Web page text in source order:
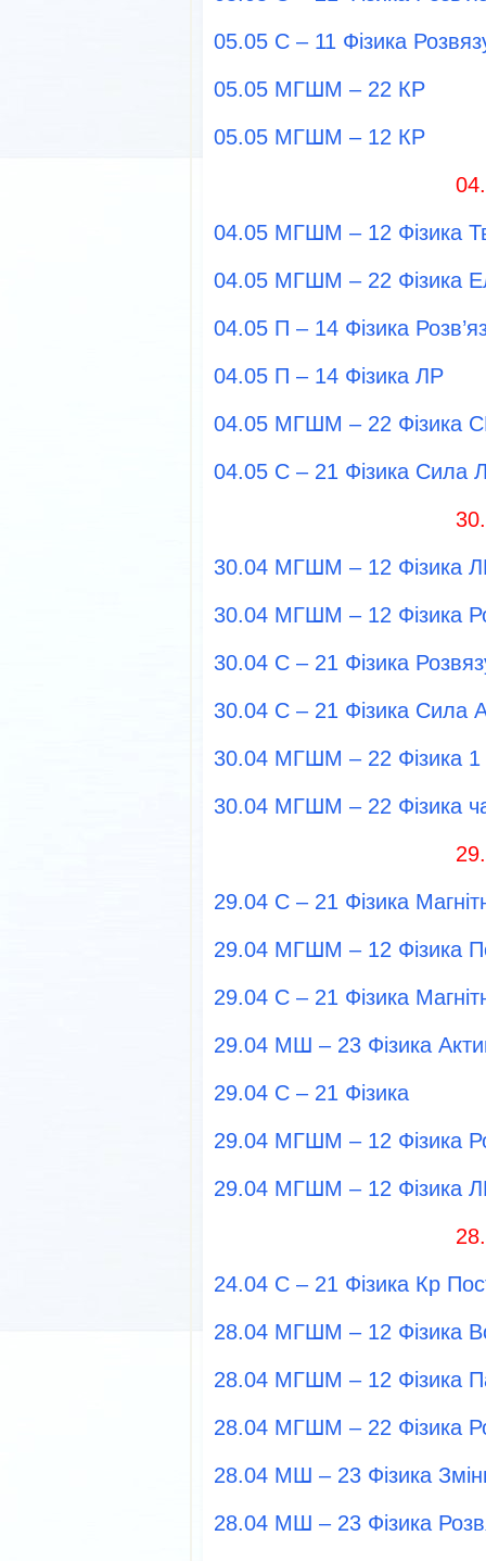
05.05 С – 11 Фізика
05.05 МГШМ – 22 КР
05.05 МГШМ – 12 КР
04.05 МГШМ – 12 Фізика
04.05 МГШМ – 22 Фізика
04.05 П – 14 Фізика
04.05 П – 14 Фізика ЛР
04.05 МГШМ – 22 Фізика
04.05 С – 21 Фізика Сила
30.04 МГШМ – 12 Фізика
30.04 МГШМ – 12 Фізика
30.04 С – 21 Фізика
30.04 С – 21 Фізика Сила
30.04 МГШМ – 22 Фізика 1
30.04 МГШМ – 22 Фізика
29.04 С – 21 Фізика
29.04 МГШМ – 12 Фізика
29.04 С – 21 Фізика
29.04 МШ – 23 Фізика
29.04 С – 21 Фізика
29.04 МГШМ – 12 Фізика
29.04 МГШМ – 12 Фізика
24.04 С – 21 Фізика Кр
28.04 МГШМ – 12 Фізика
28.04 МГШМ – 12 Фізика
28.04 МГШМ – 22 Фізика
28.04 МШ – 23 Фізика
28.04 МШ – 23 Фізика